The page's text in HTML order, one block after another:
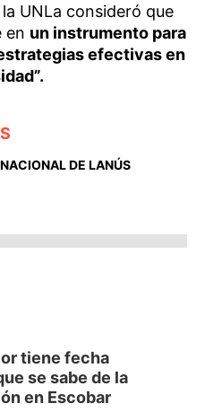
UNLa consideró que
en un instrumento para
efectivas en
DE LANÚS
tiene fecha
se sabe de la
en Escobar